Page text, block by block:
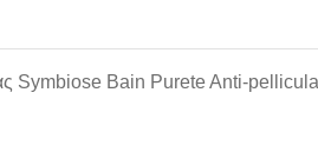
Symbiose Bain Purete Anti-